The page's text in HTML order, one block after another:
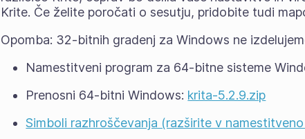
Krite. Če želite poročati o sesutju, pridobite tudi
Opomba: 32-bitnih gradenj za Windows ne
Namestitveni program za 64-bitne sisteme
Prenosni 64-bitni Windows: krita-5.2.9.zip
Simboli razhroščevanja (razširite v